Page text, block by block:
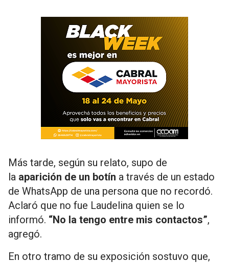
Más tarde, según su relato, supo de
la aparición de un botín a través de un estado
de WhatsApp de una persona que no recordó.
Aclaró que no fue Laudelina quien se lo
informó. “No la tengo entre mis contactos”,
agregó.
En otro tramo de su exposición sostuvo que,